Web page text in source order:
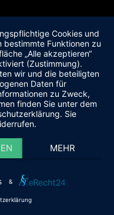
Cookies und
bestimmte Funktionen zu
„Alle akzeptieren“
(Zustimmung).
wir und die beteiligten
Daten für
zu Zweck,
finden Sie unter dem
Sie
MEHR
&